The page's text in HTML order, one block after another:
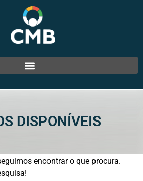
DISPONÍVEIS
encontrar o que procura.